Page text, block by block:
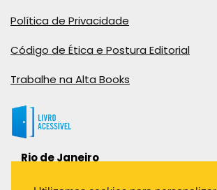
Política de Privacidade
Código de Ética e Postura Editorial
Trabalhe na Alta Books
Rio de Janeiro